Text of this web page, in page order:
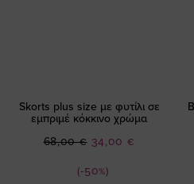
Skorts plus size με φυτίλι σε
εμπριμέ κόκκινο χρώμα
(-50%)
Ειδική
34,00 €
68,00 €